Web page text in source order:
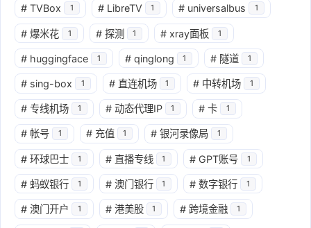
# TVBox 1 # LibreTV 1 # universalbus 1
# 爆米花 1 # 探测 1 # xray面板 1
# huggingface 1 # qinglong 1 # 隧道 1
# sing-box 1 # 直连机场 1 # 中转机场 1
# 专线机场 1 # 动态代理IP 1 # 卡 1
# 帐号 1 # 充值 1 # 银河录像局 1
# 环球巴士 1 # 直播专线 1 # GPT账号 1
# 蚂蚁银行 1 # 澳门银行 1 # 数字银行 1
# 澳门开户 1 # 港美股 1 # 跨境金融 1